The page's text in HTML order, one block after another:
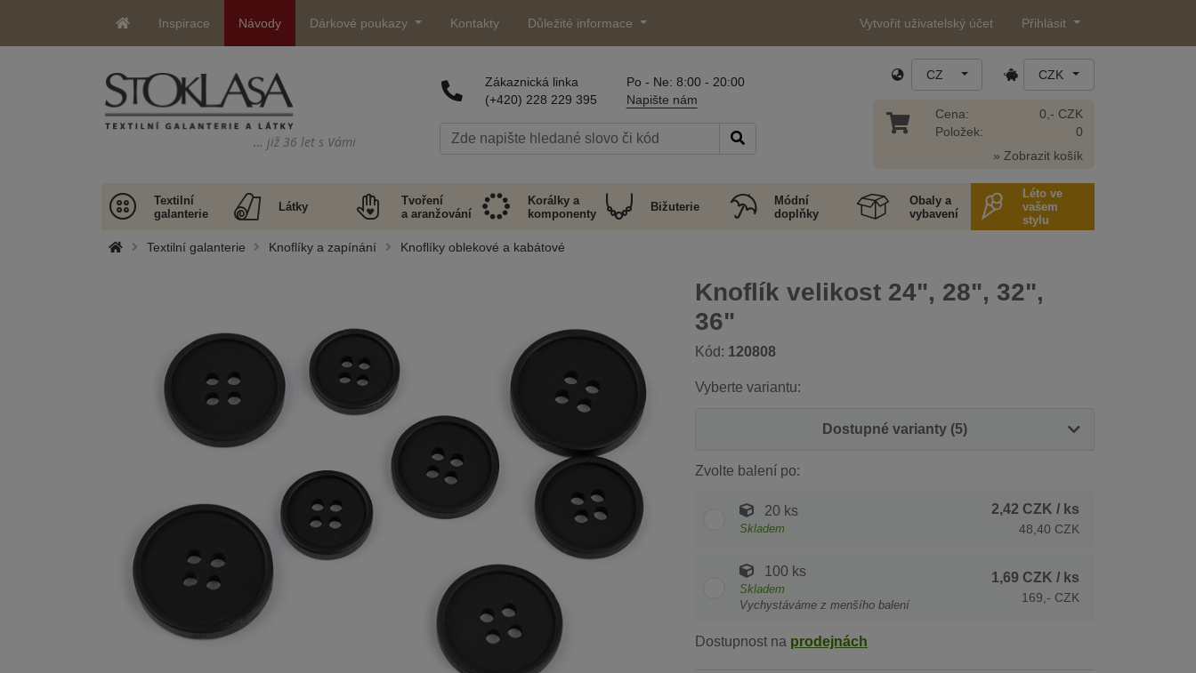
Inspirace Návody Dárkové poukazy Kontakty Důležité informace Vytvořit uživatelský účet Přihlásit
… již 36 let s Vámi
Zákaznická linka
(+420) 228 229 395
Po - Ne: 8:00 - 20:00
Napište nám
CZ CZK
Cena:
Položek:
0,- CZK
0
» Zobrazit košík
Textilní
galanterie
Látky
Tvoření
a aranžování
Korálky a
komponenty
Bižuterie
Módní
doplňky
Obaly a
vybavení
Léto ve
vašem
stylu
Textilní galanterie Knoflíky a zapínání Knoflíky oblekové a kabátové
Knoflík velikost 24", 28", 32",
36"
Kód: 120808
Vyberte variantu:
Dostupné varianty (5)
Zvolte balení po:
20 ks
Skladem
2,42 CZK / ks
48,40 CZK
100 ks
Skladem
Vychystáváme z menšího balení
1,69 CZK / ks
169,- CZK
Dostupnost na prodejnách